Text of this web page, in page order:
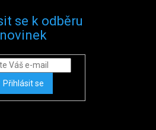
se k odběru
novinek
Přihlásit se